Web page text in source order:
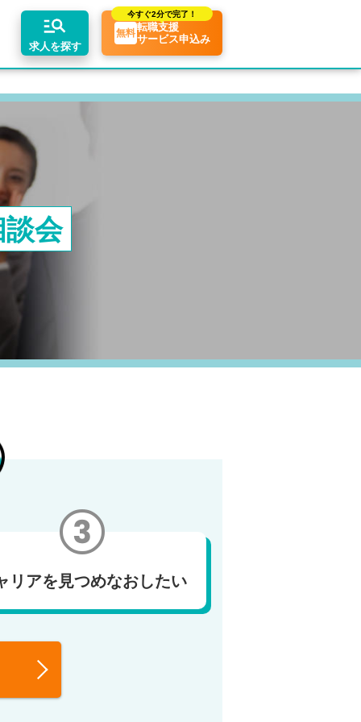
求人を探す
今すぐ2分で完了！
無料転職支援
サービス申込み
アアドバイザーの紹介
職相談会・セミナー
求人例
コンテンツ
転職お役立ち情報
転職成功ノウハウ
税理士・科目合格者の転職Q&A
業界トピックス
業界情報の記事一覧
税理士用語辞典
東海
会
リアを見つめなおしたい